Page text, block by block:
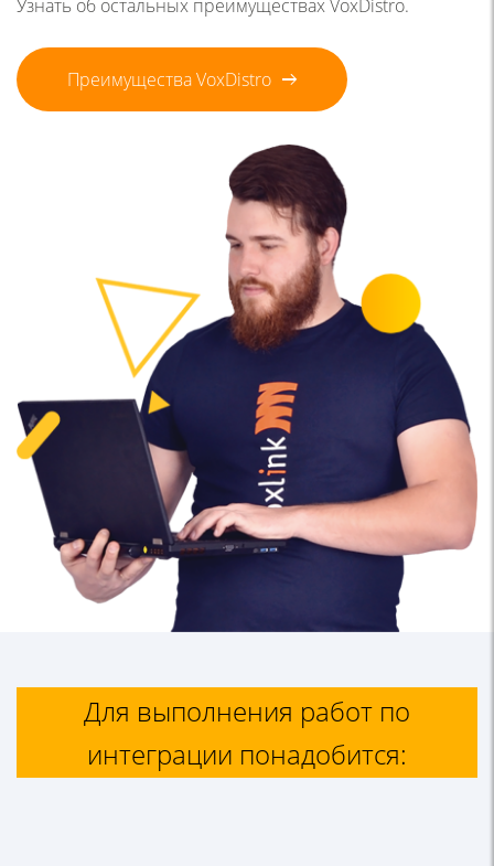
Узнать об остальных преимуществах VoxDistro.
Преимущества VoxDistro
Для выполнения работ по
интеграции понадобится: